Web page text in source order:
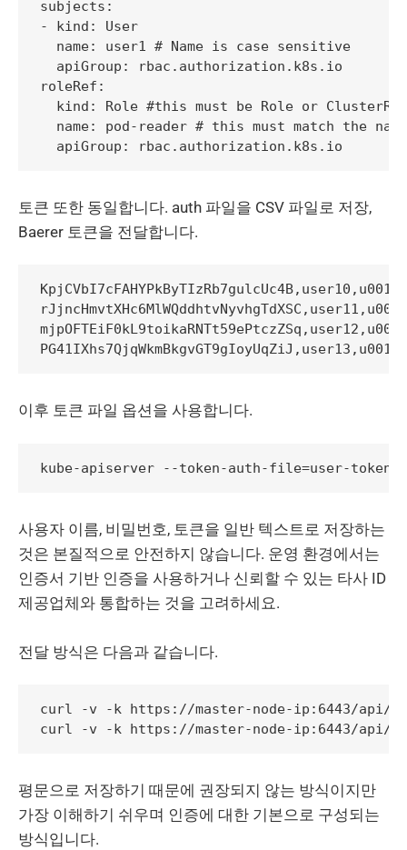
subjects:
- kind: User
  name: user1 # Name is case sensitive
  apiGroup: rbac.authorization.k8s.io
roleRef:
kind: Role #this must be Role or
name: pod-reader # this must match the
토큰 또한 동일합니다. auth 파일을 CSV 파일로 저장,
Baerer 토큰을 전달합니다.
이후 토큰 파일 옵션을 사용합니다.
사용자 이름, 비밀번호, 토큰을 일반 텍스트로 저장하는
것은 본질적으로 안전하지 않습니다. 운영 환경에서는
인증서 기반 인증을 사용하거나 신뢰할 수 있는 타사 ID
제공업체와 통합하는 것을 고려하세요.
전달 방식은 다음과 같습니다.
curl -v -k https://master-node-ip:6443/api/v1/
평문으로 저장하기 때문에 권장되지 않는 방식이지만
가장 이해하기 쉬우며 인증에 대한 기본으로 구성되는
방식입니다.